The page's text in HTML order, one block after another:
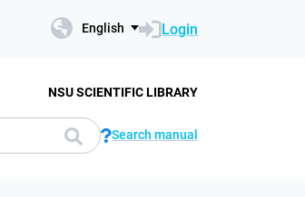
English Login
NSU SCIENTIFIC LIBRARY
Search manual